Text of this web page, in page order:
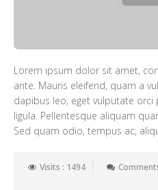
Lorem ipsum dolor sit amet,
ante. Mauris eleifend, quam a
dapibus leo, eget vulputate orci
ligula. Pellentesque aliquam
Sed quam odio, tempus ac,
Visits : 1494